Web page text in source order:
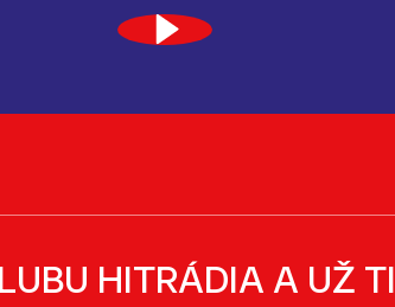
HITRÁDIA A UŽ TI